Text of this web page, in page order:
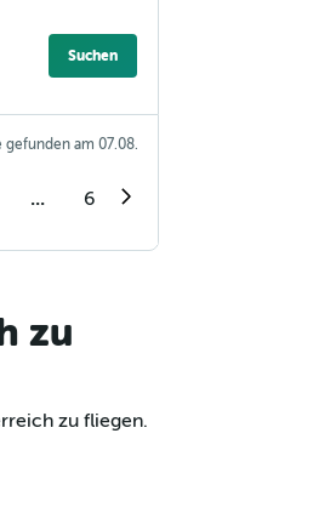
Suchen
gefunden am 07.08.
... 6
zu
zu fliegen.